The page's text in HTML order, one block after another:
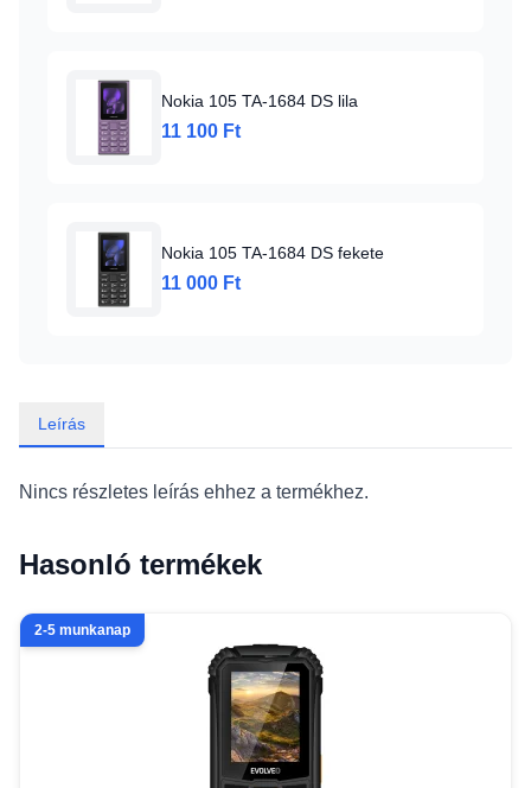
Nokia 105 TA-1684 DS lila
11 100 Ft
Nokia 105 TA-1684 DS fekete
11 000 Ft
Leírás
Nincs részletes leírás ehhez a termékhez.
Hasonló termékek
2-5 munkanap